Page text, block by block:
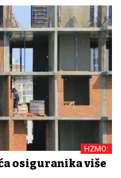
HZMO:
osiguranika više